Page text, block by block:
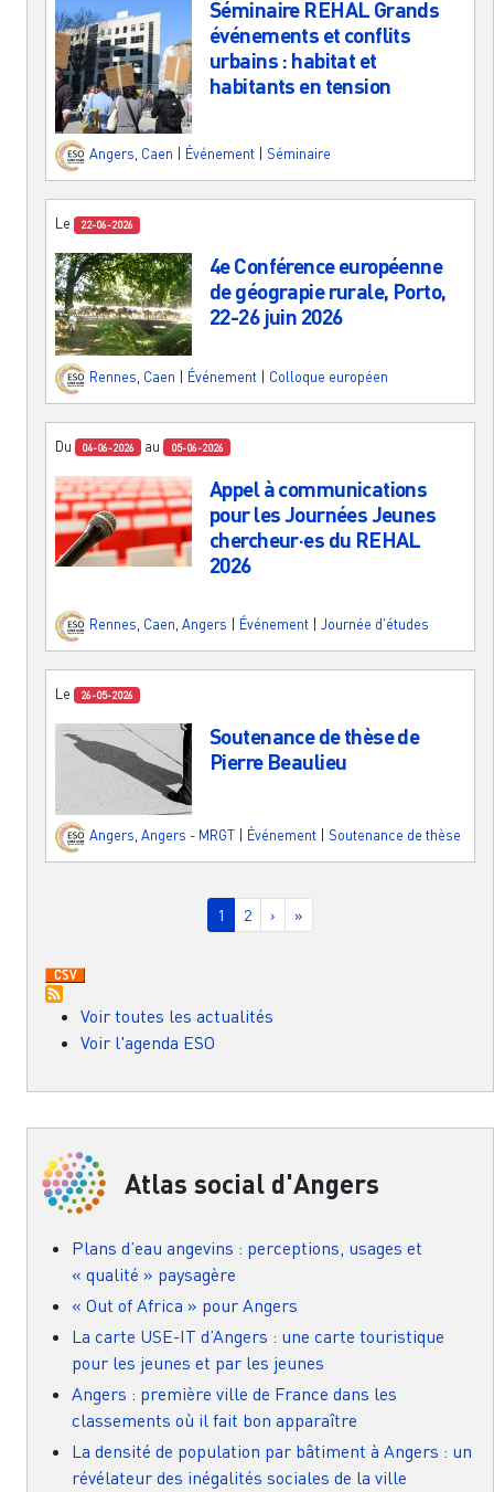
Séminaire REHAL Grands
événements et conflits
urbains : habitat et
habitants en tension
Angers, Caen Événement Séminaire
Le 22-06-2026
4e Conférence européenne
de géograpie rurale, Porto,
22-26 juin 2026
Rennes Caen Événement Colloque européen
Du 04-06-2026 au 05-06-2026
Appel à communications
pour les Journées Jeunes
chercheur·es du REHAL
2026
Rennes Caen Angers Événement Journée d'études
Le 26-05-2026
Soutenance de thèse de
Pierre Beaulieu
Angers Angers - MRGT Événement Soutenance de thèse
Page courante
1 Page
2 Page suivante
› Dernière page
»
Voir toutes les actualités
Voir l'agenda ESO
Atlas social d'Angers
Plans d’eau angevins : perceptions, usages et
« qualité » paysagère
« Out of Africa » pour Angers
La carte USE-IT d’Angers : une carte touristique
pour les jeunes et par les jeunes
Angers : première ville de France dans les
classements où il fait bon apparaître
La densité de population par bâtiment à Angers : un
révélateur des inégalités sociales de la ville